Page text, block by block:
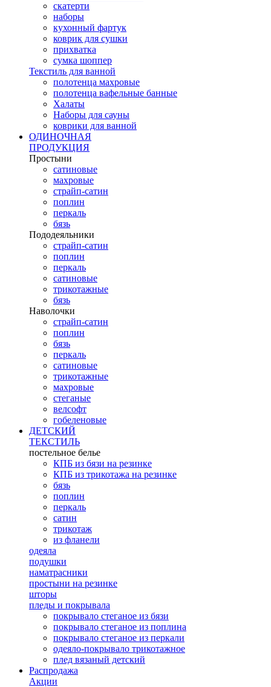
скатерти
наборы
кухонный фартук
коврик для сушки
прихватка
cумка шоппер
Текстиль для ванной
полотенца махровые
полотенца вафельные банные
Халаты
Наборы для сауны
коврики для ванной
ОДИНОЧНАЯ
ПРОДУКЦИЯ
Простыни
сатиновые
махровые
страйп-сатин
поплин
перкаль
бязь
Пододеяльники
страйп-сатин
поплин
перкаль
сатиновые
трикотажные
бязь
Наволочки
страйп-сатин
поплин
бязь
перкаль
сатиновые
трикотажные
махровые
стеганые
велсофт
гобеленовые
ДЕТСКИЙ
ТЕКСТИЛЬ
постельное белье
КПБ из бязи на резинке
КПБ из трикотажа на резинке
бязь
поплин
перкаль
сатин
трикотаж
из фланели
одеяла
подушки
наматрасники
простыни на резинке
шторы
пледы и покрывала
покрывало стеганое из бязи
покрывало стеганое из поплина
покрывало стеганое из перкали
одеяло-покрывало трикотажное
плед вязаный детский
Распродажа
Акции